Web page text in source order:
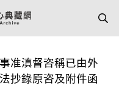
准滇督咨稱已由外
抄錄原咨及附件函